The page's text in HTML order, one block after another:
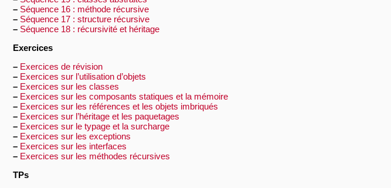
– Séquence 16 : méthode récursive
– Séquence 17 : structure récursive
– Séquence 18 : récursivité et héritage
Exercices
– Exercices de révision
– Exercices sur l’utilisation d’objets
– Exercices sur les classes
– Exercices sur les composants statiques et la mémoire
– Exercices sur les références et les objets imbriqués
– Exercices sur l’héritage et les paquetages
– Exercices sur le typage et la surcharge
– Exercices sur les exceptions
– Exercices sur les interfaces
– Exercices sur les méthodes récursives
TPs